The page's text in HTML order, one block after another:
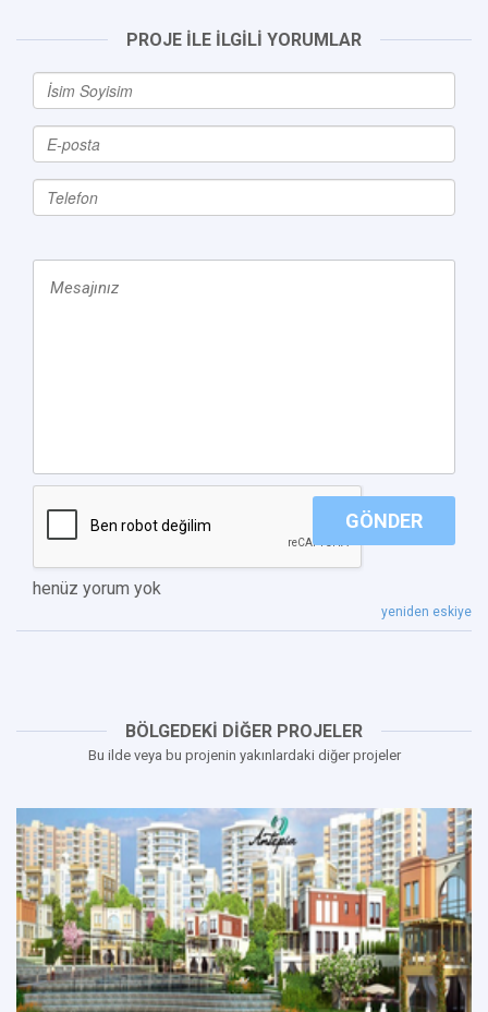
PROJE İLE İLGİLİ YORUMLAR
GÖNDER
henüz yorum yok
yeniden eskiye
BÖLGEDEKİ DİĞER PROJELER
Bu ilde veya bu projenin yakınlardaki diğer projeler